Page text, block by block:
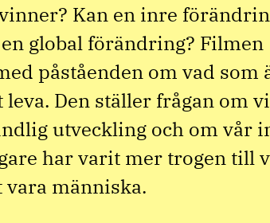
Kan en inre
global förändring? Filmen
påståenden om vad som
leva. Den ställer frågan om
utveckling och om vår
har varit mer trogen till
människa.